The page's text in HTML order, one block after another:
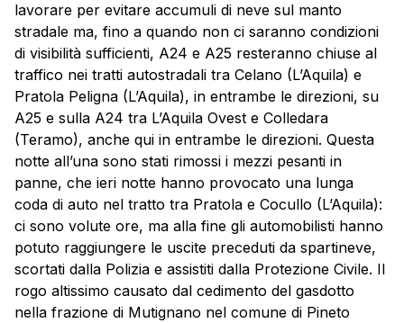
lavorare per evitare accumuli di neve sul manto
stradale ma, fino a quando non ci saranno condizioni
di visibilità sufficienti, A24 e A25 resteranno chiuse al
traffico nei tratti autostradali tra Celano (L’Aquila) e
Pratola Peligna (L’Aquila), in entrambe le direzioni, su
A25 e sulla A24 tra L’Aquila Ovest e Colledara
(Teramo), anche qui in entrambe le direzioni. Questa
notte all’una sono stati rimossi i mezzi pesanti in
panne, che ieri notte hanno provocato una lunga
coda di auto nel tratto tra Pratola e Cocullo (L’Aquila):
ci sono volute ore, ma alla fine gli automobilisti hanno
potuto raggiungere le uscite preceduti da spartineve,
scortati dalla Polizia e assistiti dalla Protezione Civile. Il
rogo altissimo causato dal cedimento del gasdotto
nella frazione di Mutignano nel comune di Pineto